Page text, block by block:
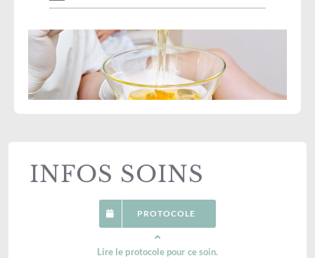
INFOS SOINS
PROTOCOLE
Lire le protocole pour ce soin.